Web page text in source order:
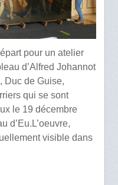
pour un atelier
d’Alfred Johannot
Duc de Guise,
qui se sont
le 19 décembre
d’Eu.L’oeuvre,
visible dans